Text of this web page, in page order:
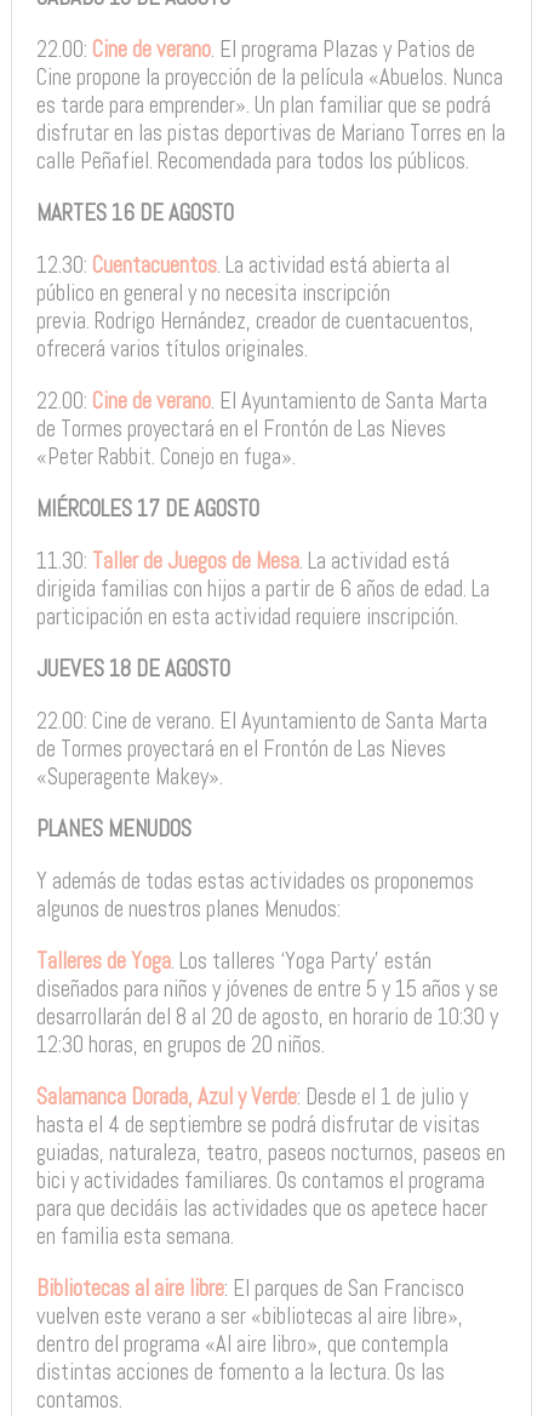
22.00: Cine de verano. El programa Plazas y Patios de
Cine propone la proyección de la película «Abuelos. Nunca
es tarde para emprender». Un plan familiar que se podrá
disfrutar en las pistas deportivas de Mariano Torres en la
calle Peñafiel. Recomendada para todos los públicos.
MARTES 16 DE AGOSTO
12.30: Cuentacuentos. La actividad está abierta al
público en general y no necesita inscripción
previa. Rodrigo Hernández, creador de cuentacuentos,
ofrecerá varios títulos originales.
22.00: Cine de verano. El Ayuntamiento de Santa Marta
de Tormes proyectará en el Frontón de Las Nieves
«Peter Rabbit. Conejo en fuga».
MIÉRCOLES 17 DE AGOSTO
11.30: Taller de Juegos de Mesa. La actividad está
dirigida familias con hijos a partir de 6 años de edad. La
participación en esta actividad requiere inscripción.
JUEVES 18 DE AGOSTO
22.00: Cine de verano. El Ayuntamiento de Santa Marta
de Tormes proyectará en el Frontón de Las Nieves
«Superagente Makey».
PLANES MENUDOS
Y además de todas estas actividades os proponemos
algunos de nuestros planes Menudos:
Talleres de Yoga. Los talleres ‘Yoga Party’ están
diseñados para niños y jóvenes de entre 5 y 15 años y se
desarrollarán del 8 al 20 de agosto, en horario de 10:30 y
12:30 horas, en grupos de 20 niños.
Salamanca Dorada, Azul y Verde: Desde el 1 de julio y
hasta el 4 de septiembre se podrá disfrutar de visitas
guiadas, naturaleza, teatro, paseos nocturnos, paseos en
bici y actividades familiares. Os contamos el programa
para que decidáis las actividades que os apetece hacer
en familia esta semana.
Bibliotecas al aire libre: El parques de San Francisco
vuelven este verano a ser «bibliotecas al aire libre»,
dentro del programa «Al aire libro», que contempla
distintas acciones de fomento a la lectura. Os las
contamos.